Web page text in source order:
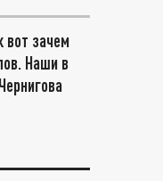
вот зачем
Наши в